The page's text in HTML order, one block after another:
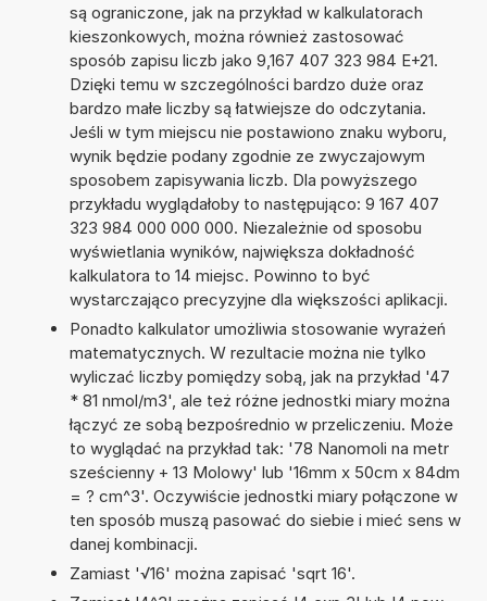
są ograniczone, jak na przykład w kalkulatorach
kieszonkowych, można również zastosować
sposób zapisu liczb jako 9,167 407 323 984 E+21.
Dzięki temu w szczególności bardzo duże oraz
bardzo małe liczby są łatwiejsze do odczytania.
Jeśli w tym miejscu nie postawiono znaku wyboru,
wynik będzie podany zgodnie ze zwyczajowym
sposobem zapisywania liczb. Dla powyższego
przykładu wyglądałoby to następująco: 9 167 407
323 984 000 000 000. Niezależnie od sposobu
wyświetlania wyników, największa dokładność
kalkulatora to 14 miejsc. Powinno to być
wystarczająco precyzyjne dla większości aplikacji.
Ponadto kalkulator umożliwia stosowanie wyrażeń
matematycznych. W rezultacie można nie tylko
wyliczać liczby pomiędzy sobą, jak na przykład '47
* 81 nmol/m3', ale też różne jednostki miary można
łączyć ze sobą bezpośrednio w przeliczeniu. Może
to wyglądać na przykład tak: '78 Nanomoli na metr
sześcienny + 13 Molowy' lub '16mm x 50cm x 84dm
= ? cm^3'. Oczywiście jednostki miary połączone w
ten sposób muszą pasować do siebie i mieć sens w
danej kombinacji.
Zamiast '√16' można zapisać 'sqrt 16'.